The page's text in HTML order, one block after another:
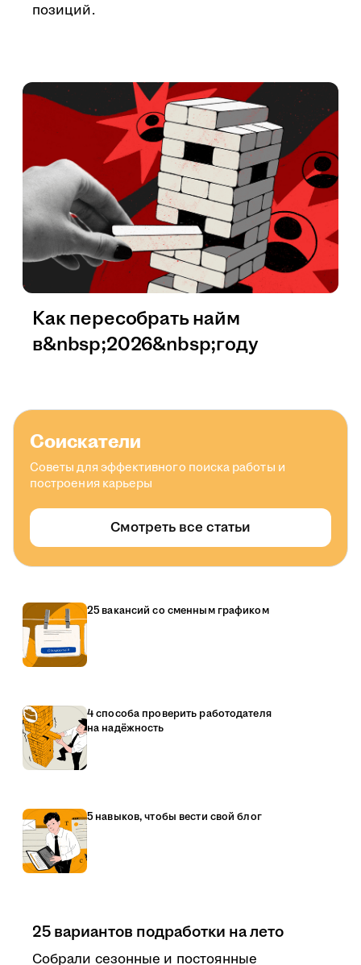
позиций.
Как пересобрать найм
в&nbsp;2026&nbsp;году
Соискатели
Советы для эффективного поиска работы и
построения карьеры
Смотреть все статьи
25 вакансий со сменным графиком
4 способа проверить работодателя
на надёжность
5 навыков, чтобы вести свой блог
25 вариантов подработки на лето
Собрали сезонные и постоянные